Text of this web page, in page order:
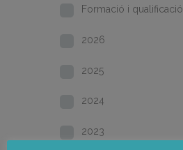
Formació i qualificació
2026
2025
2024
2023